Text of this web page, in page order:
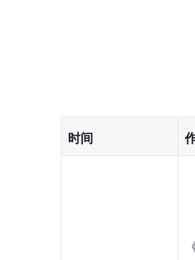
时间